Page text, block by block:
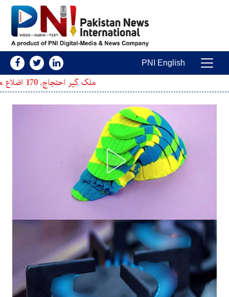
Main Navigation
PNI English
ملک گیر احتجاج، 170 اضلاع میں دھرنوں کا اعلان